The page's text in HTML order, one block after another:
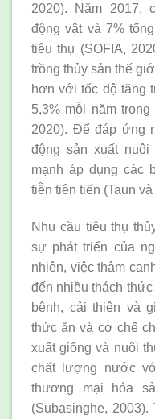
2020). Năm 2017,
động vật và 7%
tiêu thụ (SOFIA,
trồng thủy sản thế
hơn với tốc độ tăng
5,3% mỗi năm
2020). Để đáp ứng
động sản xuất
mạnh áp dụng các
tiễn tiên tiến (Taun
Nhu cầu tiêu thụ
sự phát triển của
nhiên, việc thâm
đến nhiều thách
bệnh, cải thiện và
thức ăn và cơ chế
xuất giống và nuôi
chất lượng nước
thương mại hóa
(Subasinghe,